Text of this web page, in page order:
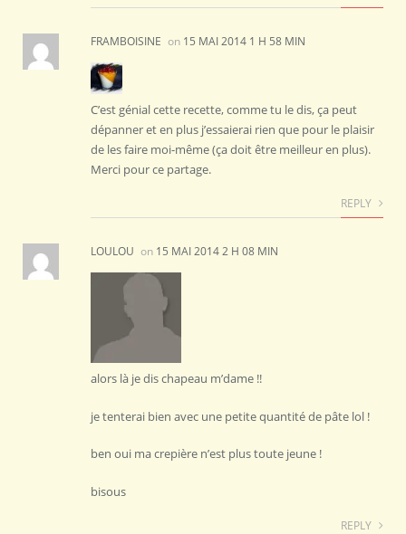
FRAMBOISINE on 15 MAI 2014 1 H 58 MIN
C’est génial cette recette, comme tu le dis, ça peut
dépanner et en plus j’essaierai rien que pour le plaisir
de les faire moi-même (ça doit être meilleur en plus).
Merci pour ce partage.
REPLY
LOULOU on 15 MAI 2014 2 H 08 MIN
alors là je dis chapeau m’dame !!
je tenterai bien avec une petite quantité de pâte lol !
ben oui ma crepière n’est plus toute jeune !
bisous
REPLY